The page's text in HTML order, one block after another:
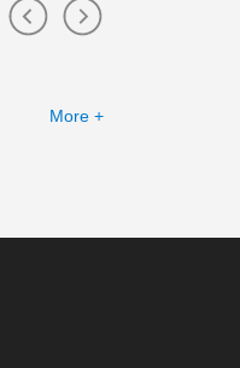
More +